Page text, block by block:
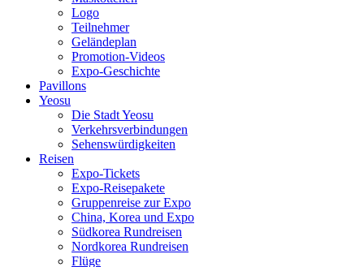
Logo
Teilnehmer
Geländeplan
Promotion-Videos
Expo-Geschichte
Pavillons
Yeosu
Die Stadt Yeosu
Verkehrsverbindungen
Sehenswürdigkeiten
Reisen
Expo-Tickets
Expo-Reisepakete
Gruppenreise zur Expo
China, Korea und Expo
Südkorea Rundreisen
Nordkorea Rundreisen
Flüge